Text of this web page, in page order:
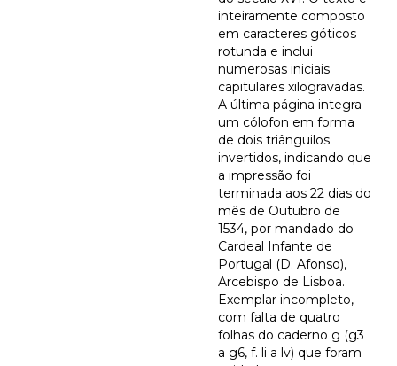
inteiramente composto
em caracteres góticos
rotunda e inclui
numerosas iniciais
capitulares xilogravadas.
A última página integra
um cólofon em forma
de dois triânguilos
invertidos, indicando que
a impressão foi
terminada aos 22 dias do
mês de Outubro de
1534, por mandado do
Cardeal Infante de
Portugal (D. Afonso),
Arcebispo de Lisboa.
Exemplar incompleto,
com falta de quatro
folhas do caderno g (g3
a g6, f. li a lv) que foram